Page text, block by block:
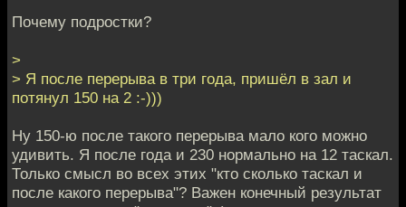
Почему подростки?
>
> Я после перерыва в три года, пришёл в зал и
потянул 150 на 2 :-)))
Ну 150-ю после такого перерыва мало кого можно
удивить. Я после года и 230 нормально на 12 таскал.
Только смысл во всех этих "кто сколько таскал и
после какого перерыва"? Важен конечный результат